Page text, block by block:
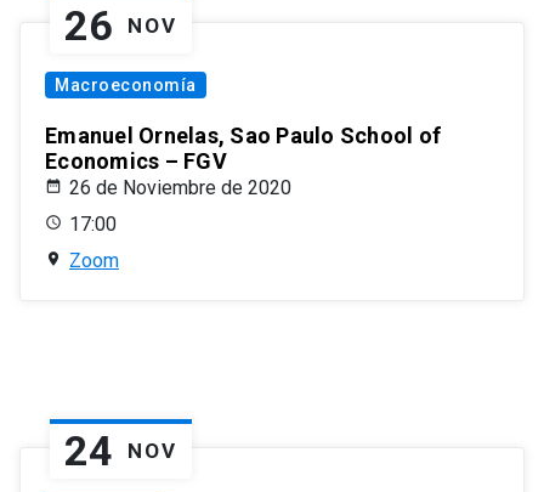
26 NOV
Macroeconomía
Emanuel Ornelas, Sao Paulo School of
Economics – FGV
26 de Noviembre de 2020
17:00
Zoom
24 NOV